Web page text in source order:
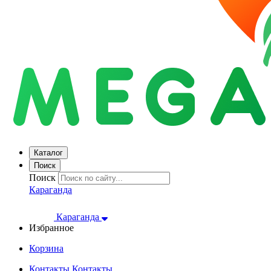
Каталог
Поиск
Поиск
Караганда
Караганда
Избранное
Корзина
Контакты Контакты